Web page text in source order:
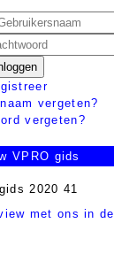
vergeten?
vergeten?
VPRO gids
met ons in de